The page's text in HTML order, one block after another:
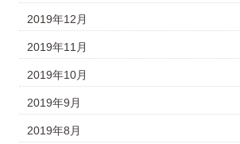
2019年12月
2019年11月
2019年10月
2019年9月
2019年8月